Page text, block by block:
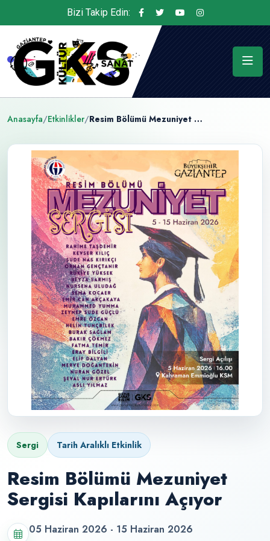
Bizi Takip Edin:
Anasayfa/Etkinlikler/ Resim Bölümü Mezuniyet Sergisi Kapılarını Açıyor
Sergi Tarih Aralıklı Etkinlik
Resim Bölümü Mezuniyet
Sergisi Kapılarını Açıyor
05 Haziran 2026 - 15 Haziran 2026